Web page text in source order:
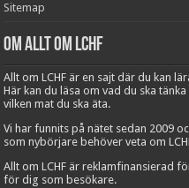
Sitemap
Om Allt om LCHF
Allt om LCHF är en sajt där du kan
Här kan du läsa om vad du ska
vilken mat du ska äta.
Vi har funnits på nätet sedan 2009
som nybörjare behöver veta om
Allt om LCHF är reklamfinansierad
för dig som besökare.